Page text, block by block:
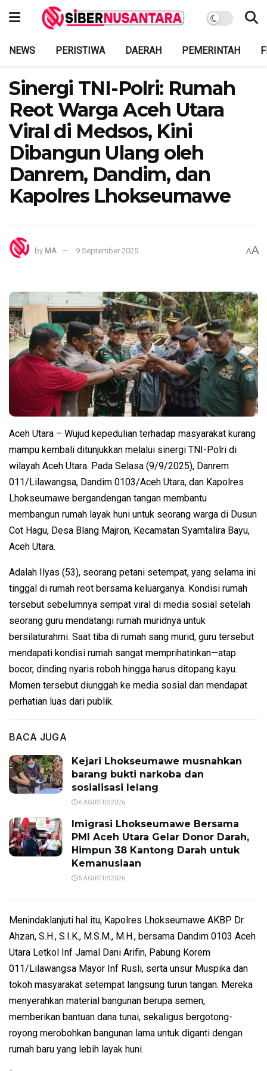
NEWS PERISTIWA DAERAH PEMERINTAH
Sinergi TNI-Polri: Rumah
Reot Warga Aceh Utara
Viral di Medsos, Kini
Dibangun Ulang oleh
Danrem, Dandim, dan
Kapolres Lhokseumawe
by MA 9 September 2025 AA
Aceh Utara – Wujud kepedulian terhadap masyarakat kurang
mampu kembali ditunjukkan melalui sinergi TNI-Polri di
wilayah Aceh Utara. Pada Selasa (9/9/2025), Danrem
011/Lilawangsa, Dandim 0103/Aceh Utara, dan Kapolres
Lhokseumawe bergandengan tangan membantu
membangun rumah layak huni untuk seorang warga di Dusun
Cot Hagu, Desa Blang Majron, Kecamatan Syamtalira Bayu,
Aceh Utara.
Adalah Ilyas (53), seorang petani setempat, yang selama ini
tinggal di rumah reot bersama keluarganya. Kondisi rumah
tersebut sebelumnya sempat viral di media sosial setelah
seorang guru mendatangi rumah muridnya untuk
bersilaturahmi. Saat tiba di rumah sang murid, guru tersebut
mendapati kondisi rumah sangat memprihatinkan—atap
bocor, dinding nyaris roboh hingga harus ditopang kayu.
Momen tersebut diunggah ke media sosial dan mendapat
perhatian luas dari publik.
BACA JUGA
Kejari Lhokseumawe musnahkan
barang bukti narkoba dan
sosialisasi lelang
6 AGUSTUS 2026
Imigrasi Lhokseumawe Bersama
PMI Aceh Utara Gelar Donor Darah,
Himpun 38 Kantong Darah untuk
Kemanusiaan
5 AGUSTUS 2026
Menindaklanjuti hal itu, Kapolres Lhokseumawe AKBP Dr.
Ahzan, S.H., S.I.K., M.S.M., M.H., bersama Dandim 0103 Aceh
Utara Letkol Inf Jamal Dani Arifin, Pabung Korem
011/Lilawangsa Mayor Inf Rusli, serta unsur Muspika dan
tokoh masyarakat setempat langsung turun tangan. Mereka
menyerahkan material bangunan berupa semen,
memberikan bantuan dana tunai, sekaligus bergotong-
royong merobohkan bangunan lama untuk diganti dengan
rumah baru yang lebih layak huni.